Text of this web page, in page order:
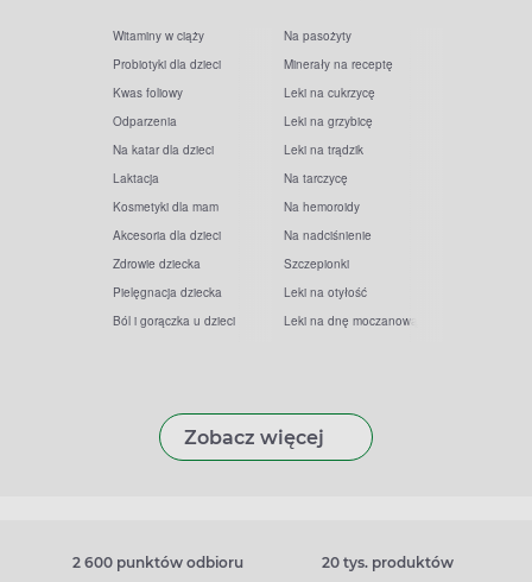
Witaminy w ciąży
Probiotyki dla dzieci
Kwas foliowy
Odparzenia
Na katar dla dzieci
Laktacja
Kosmetyki dla mam
Akcesoria dla dzieci
Zdrowie dziecka
Pielęgnacja dziecka
Ból i gorączka u dzieci
Na pasożyty
Minerały na receptę
Leki na cukrzycę
Leki na grzybicę
Leki na trądzik
Na tarczycę
Na hemoroidy
Na nadciśnienie
Szczepionki
Leki na otyłość
Leki na dnę moczanową
Zobacz więcej
2 600 punktów odbioru 20 tys. produktów